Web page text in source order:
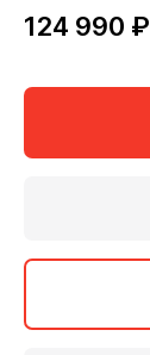
124 990 ₽